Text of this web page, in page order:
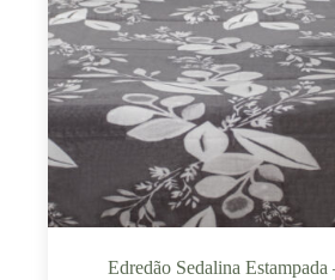
Edredão Sedalina Estampada